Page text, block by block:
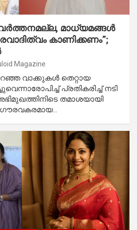
മാധ്യമങ്ങൾ
കാണിക്കണം”;
Magazine
വാക്കുകൾ തെറ്റായ
പ്രതികരിച്ച് നടി
തമാശയായി